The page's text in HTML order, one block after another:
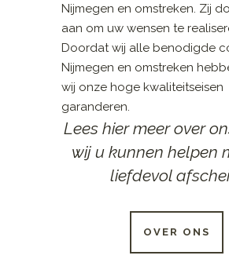
Nijmegen en omstreken. Zij
aan om uw wensen te
Doordat wij alle benodigde
Nijmegen en omstreken
wij onze hoge kwaliteitseisen
garanderen.
Lees hier meer over
wij u kunnen helpen
liefdevol
OVER ONS